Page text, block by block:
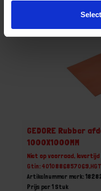
GEDORE Rubber
1000X1000MM
Niet op voorraad,
Gtin:
Artikelnummer merk:
Prijs per 1 Stuk